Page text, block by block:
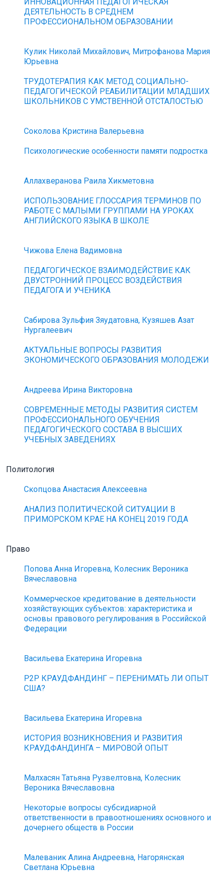
ДЕЯТЕЛЬНОСТЬ В СРЕДНЕМ
ПРОФЕССИОНАЛЬНОМ ОБРАЗОВАНИИ
Кулик Николай Михайлович, Митрофанова Мария
Юрьевна
ТРУДОТЕРАПИЯ КАК МЕТОД СОЦИАЛЬНО-
ПЕДАГОГИЧЕСКОЙ РЕАБИЛИТАЦИИ МЛАДШИХ
ШКОЛЬНИКОВ С УМСТВЕННОЙ ОТСТАЛОСТЬЮ
Соколова Кристина Валерьевна
Психологические особенности памяти подростка
Аллахверанова Раила Хикметовна
ИСПОЛЬЗОВАНИЕ ГЛОССАРИЯ ТЕРМИНОВ ПО
РАБОТЕ С МАЛЫМИ ГРУППАМИ НА УРОКАХ
АНГЛИЙСКОГО ЯЗЫКА В ШКОЛЕ
Чижова Елена Вадимовна
ПЕДАГОГИЧЕСКОЕ ВЗАИМОДЕЙСТВИЕ КАК
ДВУСТРОННИЙ ПРОЦЕСС ВОЗДЕЙСТВИЯ
ПЕДАГОГА И УЧЕНИКА
Сабирова Зульфия Зяудатовна, Кузяшев Азат
Нургалеевич
АКТУАЛЬНЫЕ ВОПРОСЫ РАЗВИТИЯ
ЭКОНОМИЧЕСКОГО ОБРАЗОВАНИЯ МОЛОДЕЖИ
Андреева Ирина Викторовна
СОВРЕМЕННЫЕ МЕТОДЫ РАЗВИТИЯ СИСТЕМ
ПРОФЕССИОНАЛЬНОГО ОБУЧЕНИЯ
ПЕДАГОГИЧЕСКОГО СОСТАВА В ВЫСШИХ
УЧЕБНЫХ ЗАВЕДЕНИЯХ
Политология
Скопцова Анастасия Алексеевна
АНАЛИЗ ПОЛИТИЧЕСКОЙ СИТУАЦИИ В
ПРИМОРСКОМ КРАЕ НА КОНЕЦ 2019 ГОДА
Право
Попова Анна Игоревна, Колесник Вероника
Вячеславовна
Коммерческое кредитование в деятельности
хозяйствующих субъектов: характеристика и
основы правового регулирования в Российской
Федерации
Васильева Екатерина Игоревна
P2P КРАУДФАНДИНГ – ПЕРЕНИМАТЬ ЛИ ОПЫТ
США?
Васильева Екатерина Игоревна
ИСТОРИЯ ВОЗНИКНОВЕНИЯ И РАЗВИТИЯ
КРАУДФАНДИНГА – МИРОВОЙ ОПЫТ
Малхасян Татьяна Рузвелтовна, Колесник
Вероника Вячеславовна
Некоторые вопросы субсидиарной
ответственности в правоотношениях основного и
дочернего обществ в России
Малеваник Алина Андреевна, Нагорянская
Светлана Юрьевна